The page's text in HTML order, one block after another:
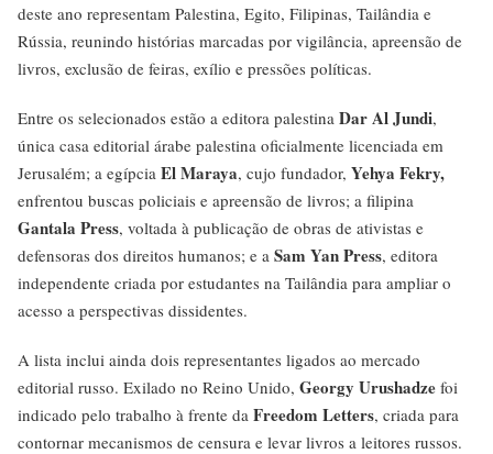
deste ano representam Palestina, Egito, Filipinas, Tailândia e
Rússia, reunindo histórias marcadas por vigilância, apreensão de
livros, exclusão de feiras, exílio e pressões políticas.
Entre os selecionados estão a editora palestina Dar Al Jundi,
única casa editorial árabe palestina oficialmente licenciada em
Jerusalém; a egípcia El Maraya, cujo fundador, Yehya Fekry,
enfrentou buscas policiais e apreensão de livros; a filipina
Gantala Press, voltada à publicação de obras de ativistas e
defensoras dos direitos humanos; e a Sam Yan Press, editora
independente criada por estudantes na Tailândia para ampliar o
acesso a perspectivas dissidentes.
A lista inclui ainda dois representantes ligados ao mercado
editorial russo. Exilado no Reino Unido, Georgy Urushadze foi
indicado pelo trabalho à frente da Freedom Letters, criada para
contornar mecanismos de censura e levar livros a leitores russos.